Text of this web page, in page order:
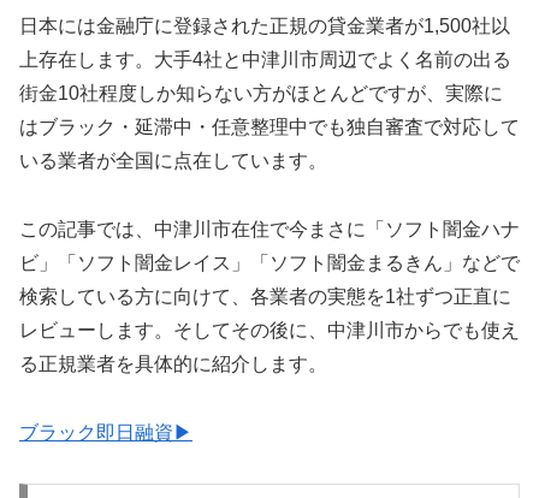
日本には金融庁に登録された正規の貸金業者が1,500社以
上存在します。大手4社と中津川市周辺でよく名前の出る
街金10社程度しか知らない方がほとんどですが、実際に
はブラック・延滞中・任意整理中でも独自審査で対応して
いる業者が全国に点在しています。
この記事では、中津川市在住で今まさに「ソフト闇金ハナ
ビ」「ソフト闇金レイス」「ソフト闇金まるきん」などで
検索している方に向けて、各業者の実態を1社ずつ正直に
レビューします。そしてその後に、中津川市からでも使え
る正規業者を具体的に紹介します。
ブラック即日融資▶